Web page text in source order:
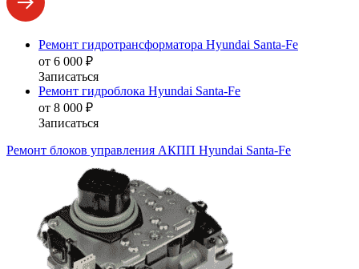
Ремонт гидротрансформатора Hyundai Santa-Fe
от 6 000 ₽
Записаться
Ремонт гидроблока Hyundai Santa-Fe
от 8 000 ₽
Записаться
Ремонт блоков управления АКПП Hyundai Santa-Fe